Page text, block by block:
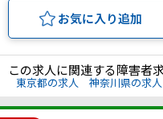
お気に入り追加
この求人に関連する障害者
東京都の求人 神奈川県の求人